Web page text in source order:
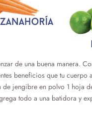
de una buena manera.
beneficios que tu
jengibre en polvo 1 hoja
todo a una batidora y